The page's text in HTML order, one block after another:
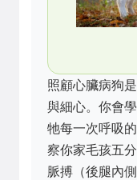
照顧心臟病狗
與細心。你會
牠每一次呼吸
察你家毛孩五
脈搏（後腿內